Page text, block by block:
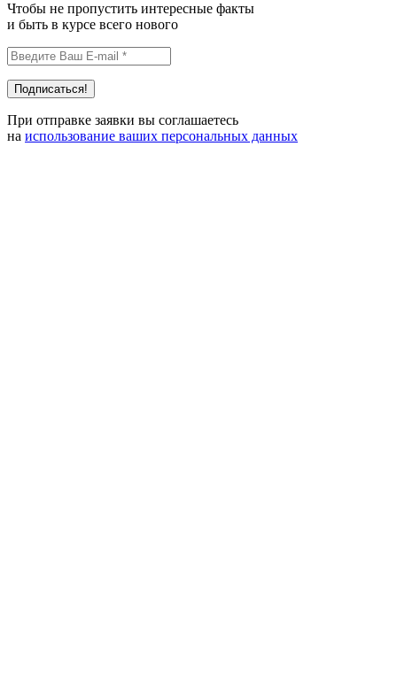
Чтобы не пропустить интересные факты
и быть в курсе всего нового
При отправке заявки вы соглашаетесь
на использование ваших персональных данных